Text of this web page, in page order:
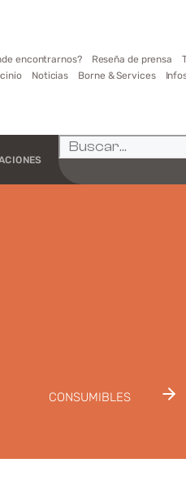
encontrarnos? Reseña de prensa
Noticias Borne & Services
CONSUMIBLES